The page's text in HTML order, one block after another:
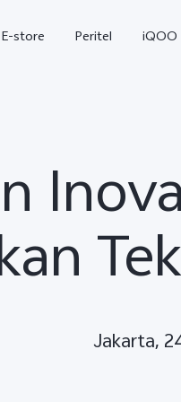
E-store Peritel iQOO
Jakarta,